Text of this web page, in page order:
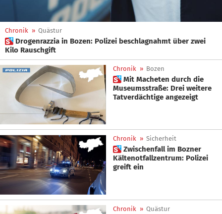
Chronik » Quästur
 Drogenrazzia in Bozen: Polizei beschlagnahmt über zwei
Kilo Rauschgift
Chronik » Bozen
 Mit Macheten durch die
Museumsstraße: Drei weitere
Tatverdächtige angezeigt
Chronik » Sicherheit
 Zwischenfall im Bozner
Kältenotfallzentrum: Polizei
greift ein
Chronik » Quästur